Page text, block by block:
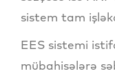
sistem tam
EES sistemi
mübahisələrə